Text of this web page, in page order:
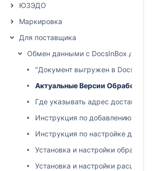
ЮЗЭДО
Маркировка
Для поставщика
Обмен данными с DocsInBox для
"Документ выгружен в
Актуальные Версии
Где указывать адрес доставки?
Инструкция по добавлению в
Инструкция по настройке доп.
Установка и настройки
Установка и настройки